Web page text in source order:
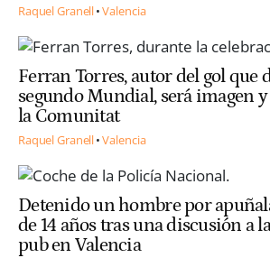
Raquel Granell Valencia
Ferran Torres, autor del gol que
segundo Mundial, será imagen
la Comunitat
Raquel Granell Valencia
Detenido un hombre por
de 14 años tras una discusión a
pub en Valencia